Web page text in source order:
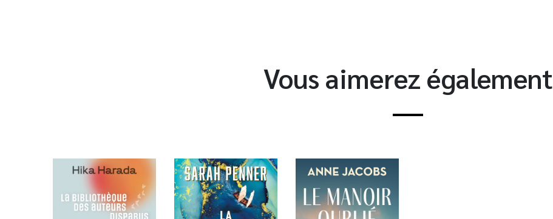
Vous aimerez également